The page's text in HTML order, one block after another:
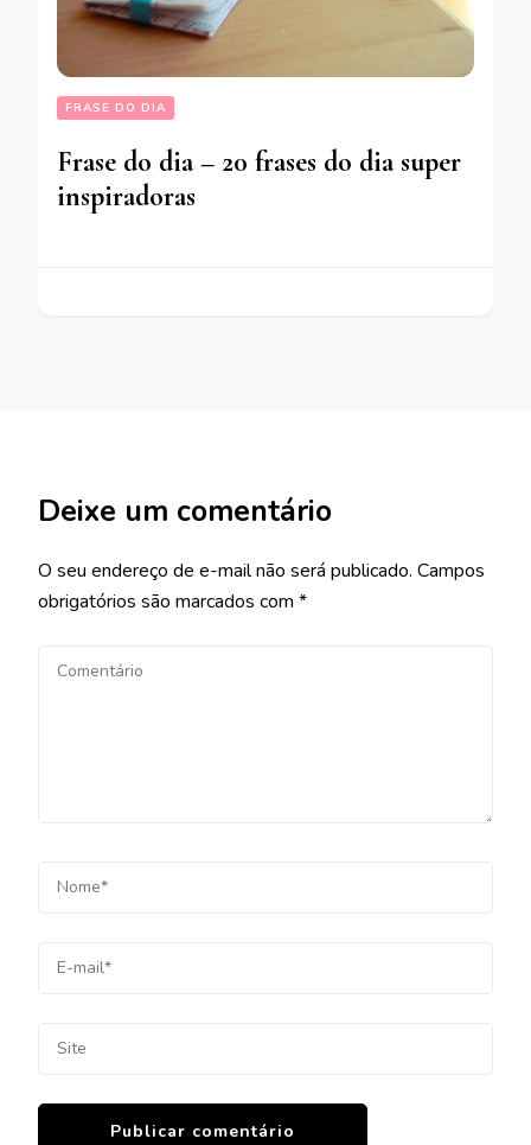
FRASE DO DIA
Frase do dia – 20 frases do dia super
inspiradoras
Deixe um comentário
O seu endereço de e-mail não será publicado. Campos
obrigatórios são marcados com *